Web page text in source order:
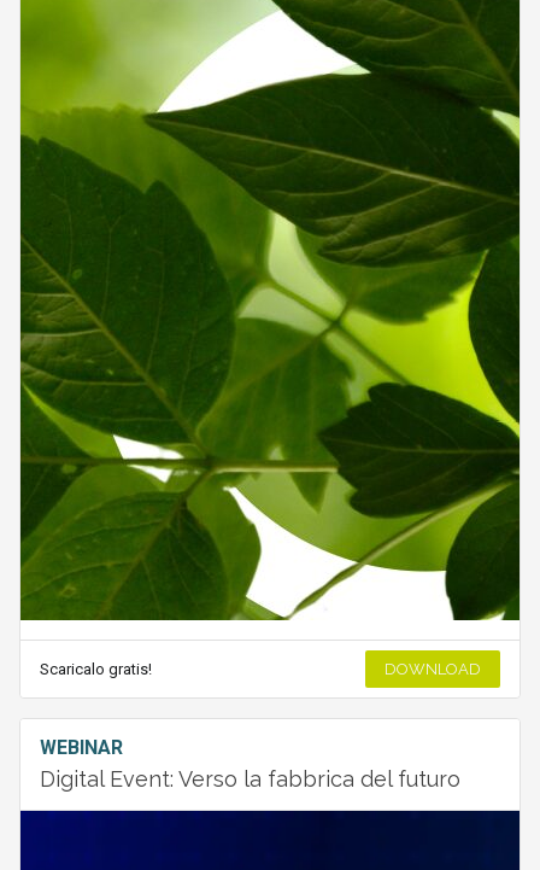
Scaricalo gratis! DOWNLOAD
WEBINAR
Digital Event: Verso la fabbrica del futuro